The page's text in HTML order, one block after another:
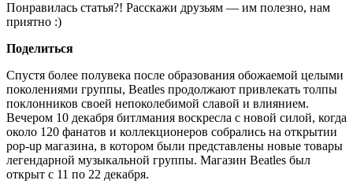
Понравилась статья?! Расскажи друзьям — им полезно, нам
приятно :)
Поделиться
Спустя более полувека после образования обожаемой целыми
поколениями группы, Beatles продолжают привлекать толпы
поклонников своей непоколебимой славой и влиянием.
Вечером 10 декабря битлмания воскресла с новой силой, когда
около 120 фанатов и коллекционеров собрались на открытии
pop-up магазина, в котором были представлены новые товары
легендарной музыкальной группы. Магазин Beatles был
открыт с 11 по 22 декабря.